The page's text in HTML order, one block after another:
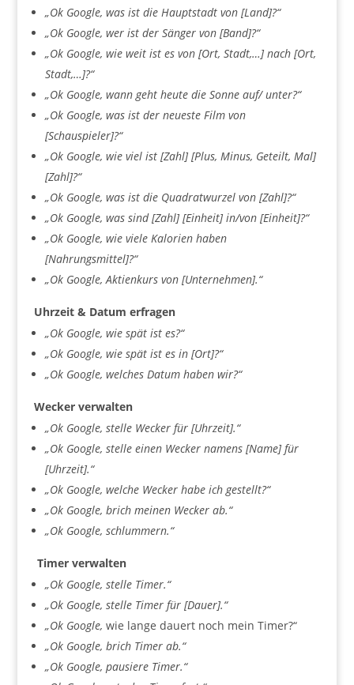
„Ok Google, was ist die Hauptstadt von [Land]?“
„Ok Google, wer ist der Sänger von [Band]?“
„Ok Google, wie weit ist es von [Ort, Stadt,…] nach [Ort,
Stadt,…]?“
„Ok Google, wann geht heute die Sonne auf/ unter?“
„Ok Google, was ist der neueste Film von
[Schauspieler]?“
„Ok Google, wie viel ist [Zahl] [Plus, Minus, Geteilt, Mal]
[Zahl]?“
„Ok Google, was ist die Quadratwurzel von [Zahl]?“
„Ok Google, was sind [Zahl] [Einheit] in/von [Einheit]?“
„Ok Google, wie viele Kalorien haben
[Nahrungsmittel]?“
„Ok Google, Aktienkurs von [Unternehmen].“
Uhrzeit & Datum erfragen
„Ok Google, wie spät ist es?“
„Ok Google, wie spät ist es in [Ort]?“
„Ok Google, welches Datum haben wir?“
Wecker verwalten
„Ok Google, stelle Wecker für [Uhrzeit].“
„Ok Google, stelle einen Wecker namens [Name] für
[Uhrzeit].“
„Ok Google, welche Wecker habe ich gestellt?“
„Ok Google, brich meinen Wecker ab.“
„Ok Google, schlummern.“
Timer verwalten
„Ok Google, stelle Timer.“
„Ok Google, stelle Timer für [Dauer].“
„Ok Google, wie lange dauert noch mein Timer?“
„Ok Google, brich Timer ab.“
„Ok Google, pausiere Timer.“